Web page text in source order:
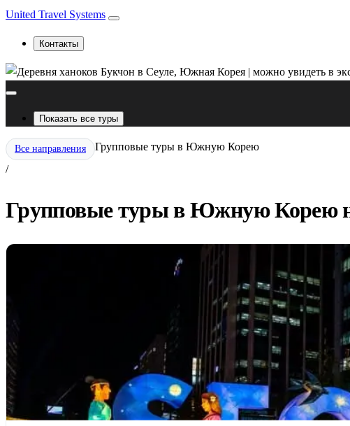
United Travel Systems
Контакты
Показать все туры
Все направления
/
Групповые туры в Южную Корею
Групповые туры в Южную Корею